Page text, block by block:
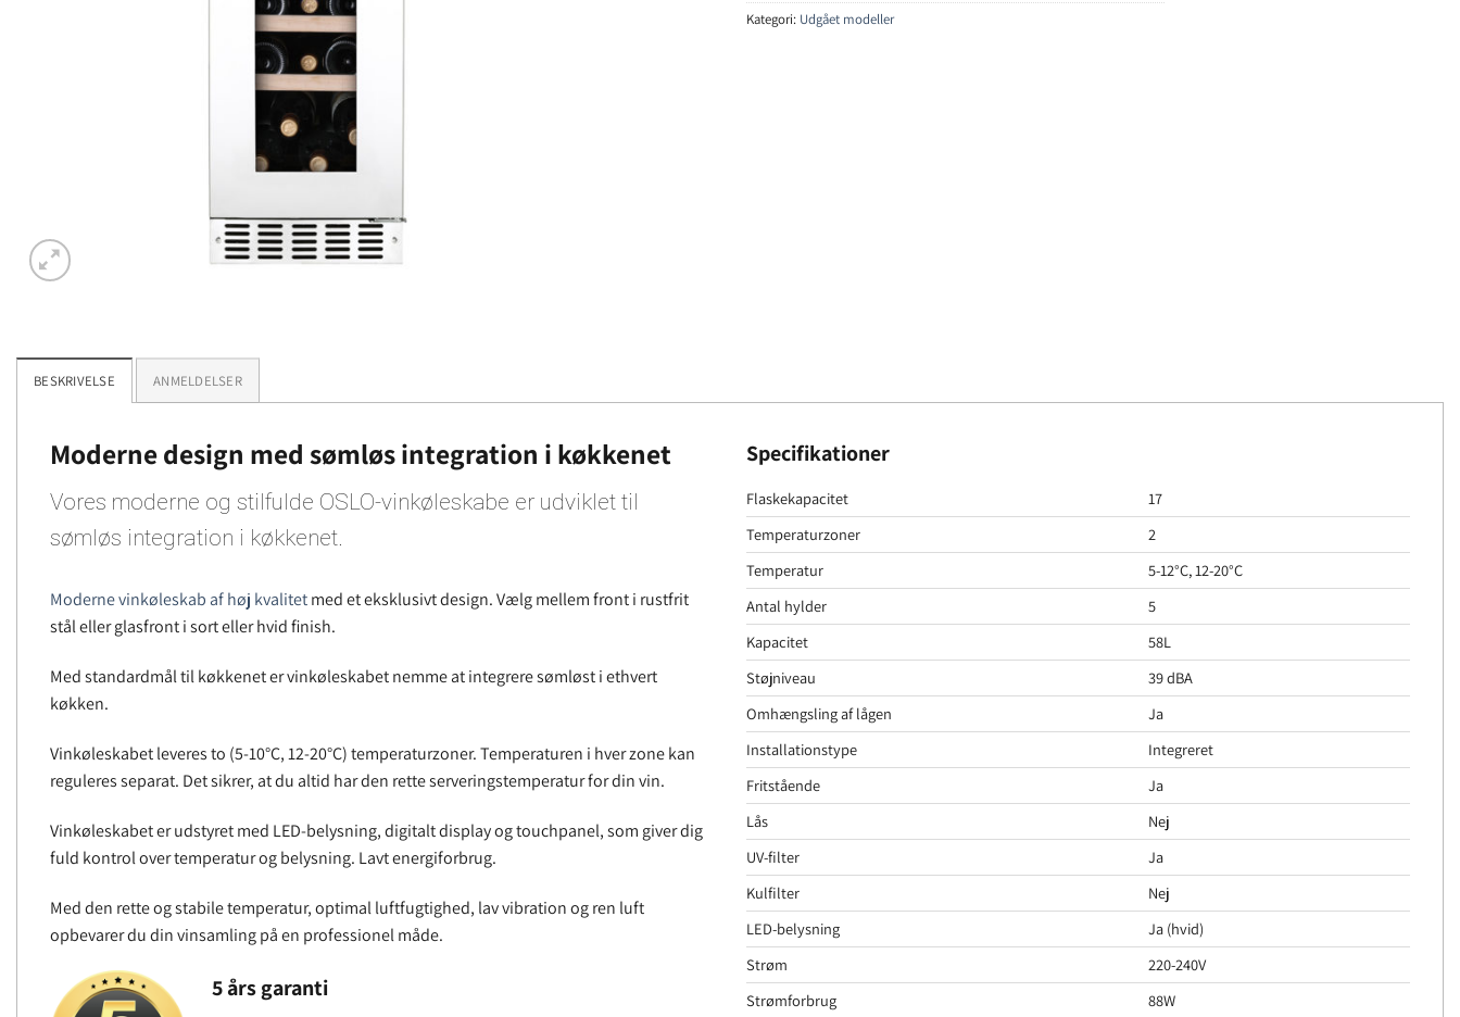
Kategori: Udgået modeller
BESKRIVELSE ANMELDELSER
Moderne design med sømløs integration i køkkenet
Vores moderne og stilfulde OSLO-vinkøleskabe er udviklet til
sømløs integration i køkkenet.
Moderne vinkøleskab af høj kvalitetmed et eksklusivt design. Vælg mellem front i rustfrit
stål eller glasfront i sort eller hvid finish.
Med standardmål til køkkenet er vinkøleskabet nemme at integrere sømløst i ethvert
køkken.
Vinkøleskabet leveres to (5-10°C, 12-20°C) temperaturzoner. Temperaturen i hver zone kan
reguleres separat. Det sikrer, at du altid har den rette serveringstemperatur for din vin.
Vinkøleskabet er udstyret med LED-belysning, digitalt display og touchpanel, som giver dig
fuld kontrol over temperatur og belysning. Lavt energiforbrug.
Med den rette og stabile temperatur, optimal luftfugtighed, lav vibration og ren luft
opbevarer du din vinsamling på en professionel måde.
5 års garanti
Specifikationer
Flaskekapacitet
17
Temperaturzoner
2
Temperatur
5-12°C, 12-20°C
Antal hylder
5
Kapacitet
58L
Støjniveau
39 dBA
Omhængsling af lågen
Ja
Installationstype
Integreret
Fritstående
Ja
Lås
Nej
UV-filter
Ja
Kulfilter
Nej
LED-belysning
Ja (hvid)
Strøm
220-240V
Strømforbrug
88W